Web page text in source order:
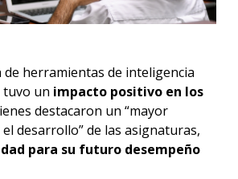
herramientas de inteligencia
un impacto positivo en los
destacaron un “mayor
desarrollo” de las asignaturas,
para su futuro desempeño